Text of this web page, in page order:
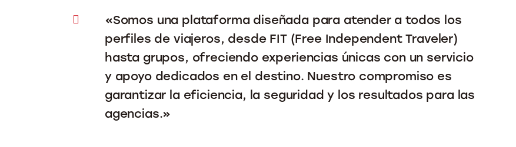
«Somos una plataforma diseñada para atender a todos los
perfiles de viajeros, desde FIT (Free Independent Traveler)
hasta grupos, ofreciendo experiencias únicas con un servicio
y apoyo dedicados en el destino. Nuestro compromiso es
garantizar la eficiencia, la seguridad y los resultados para las
agencias.»